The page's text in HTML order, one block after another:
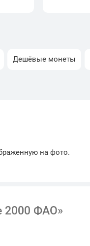
Дешёвые монеты
на фото.
2000 ФАО»